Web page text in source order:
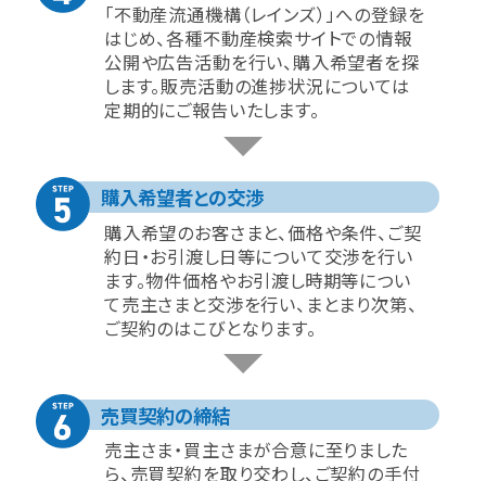
「不動産流通機構（レインズ）」への登録を
はじめ、各種不動産検索サイトでの情報
公開や広告活動を行い、購入希望者を探
します。販売活動の進捗状況については
定期的にご報告いたします。
購入希望者との交渉
購入希望のお客さまと、価格や条件、ご契
約日・お引渡し日等について交渉を行い
ます。物件価格やお引渡し時期等につい
て売主さまと交渉を行い、まとまり次第、
ご契約のはこびとなります。
売買契約の締結
売主さま・買主さまが合意に至りました
ら、売買契約を取り交わし、ご契約の手付